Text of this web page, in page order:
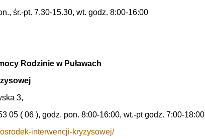
śr.-pt. 7.30-15.30, wt. godz. 8:00-16:00
Rodzinie w Puławach
3,
05 ( 06 ), godz. pon. 8:00-16:00, wt.-pt godz. 7:00-18:00
interwencji-kryzysowej/